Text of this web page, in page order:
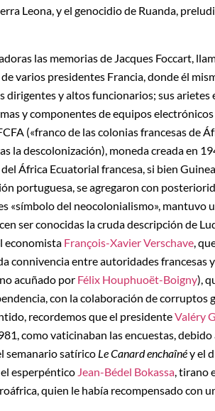
Leona, y el genocidio de Ruanda,
las memorias de Jacques Foccart,
varios presidentes Francia, donde él
dirigentes y altos funcionarios; sus
y componentes de equipos
(«franco de las colonias francesas de
la descolonización), moneda creada en
África Ecuatorial francesa, si bien
portuguesa, se agregaron con
«símbolo del neocolonialismo», mantuvo
ser conocidas la cruda descripción de
economista François-Xavier Verschave ,
connivencia entre autoridades francesas
acuñado por Félix Houphuoët-Boigny),
con la colaboración de corruptos
recordemos que el presidenteValéry
como vaticinaban las encuestas,
semanario satírico Le Canard enchaînéy el
esperpéntico Jean-Bédel Bokassa , tirano
quien le había recompensado con